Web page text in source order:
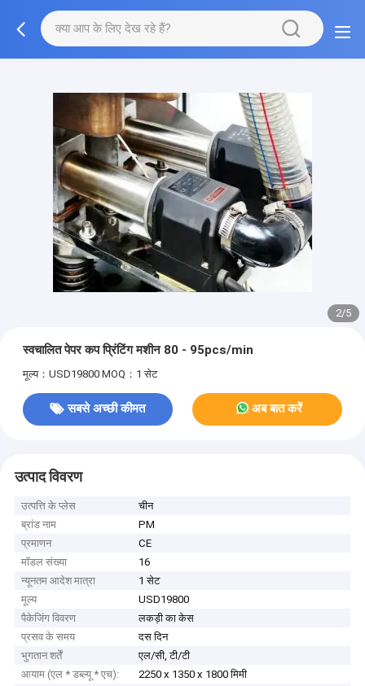
2/5
स्वचालित पेपर कप प्रिंटिंग मशीन 80 - 95pcs/min
मूल्य：USD19800 MOQ：1 सेट
सबसे अच्छी कीमत अब बात करें
उत्पाद विवरण
उत्पत्ति के प्लेस
चीन
ब्रांड नाम
PM
प्रमाणन
CE
मॉडल संख्या
16
न्यूनतम आदेश मात्रा
1 सेट
मूल्य
USD19800
पैकेजिंग विवरण
लकड़ी का केस
प्रसव के समय
दस दिन
भुगतान शर्तें
एल/सी, टी/टी
आयाम (एल * डब्ल्यू * एच):
2250 x 1350 x 1800 मिमी